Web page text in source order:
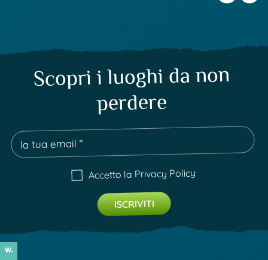
Scopri i luoghi da non
perdere
Accetto la Privacy Policy